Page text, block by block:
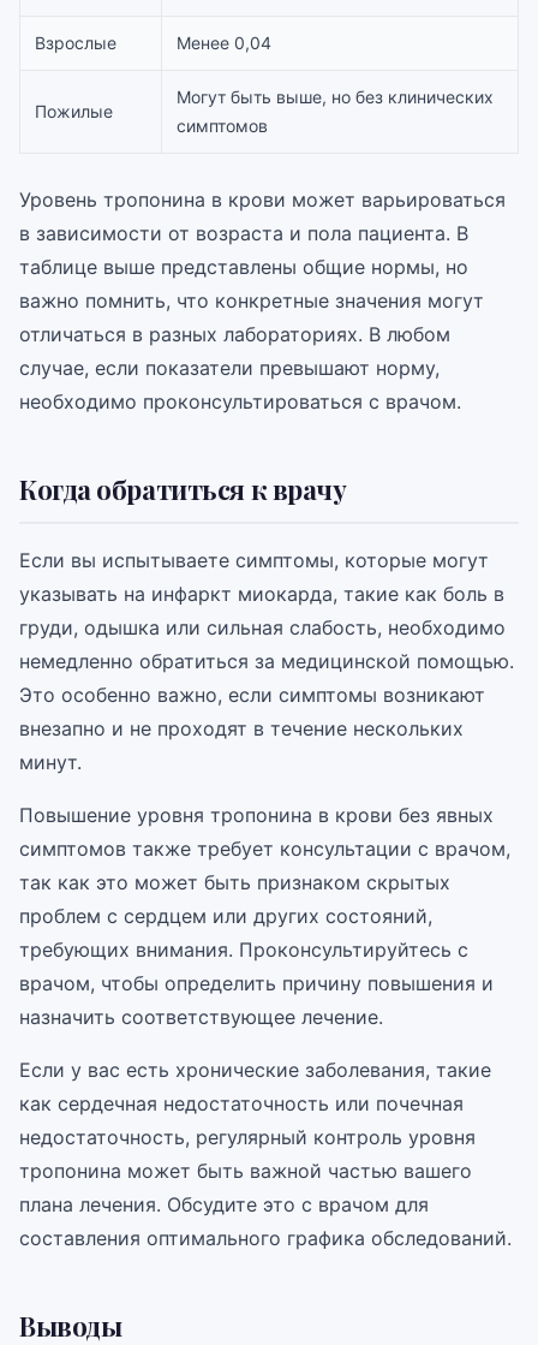
Взрослые Менее 0,04
Пожилые
Могут быть выше, но без клинических
симптомов
Уровень тропонина в крови может варьироваться
в зависимости от возраста и пола пациента. В
таблице выше представлены общие нормы, но
важно помнить, что конкретные значения могут
отличаться в разных лабораториях. В любом
случае, если показатели превышают норму,
необходимо проконсультироваться с врачом.
Когда обратиться к врачу
Если вы испытываете симптомы, которые могут
указывать на инфаркт миокарда, такие как боль в
груди, одышка или сильная слабость, необходимо
немедленно обратиться за медицинской помощью.
Это особенно важно, если симптомы возникают
внезапно и не проходят в течение нескольких
минут.
Повышение уровня тропонина в крови без явных
симптомов также требует консультации с врачом,
так как это может быть признаком скрытых
проблем с сердцем или других состояний,
требующих внимания. Проконсультируйтесь с
врачом, чтобы определить причину повышения и
назначить соответствующее лечение.
Если у вас есть хронические заболевания, такие
как сердечная недостаточность или почечная
недостаточность, регулярный контроль уровня
тропонина может быть важной частью вашего
плана лечения. Обсудите это с врачом для
составления оптимального графика обследований.
Выводы